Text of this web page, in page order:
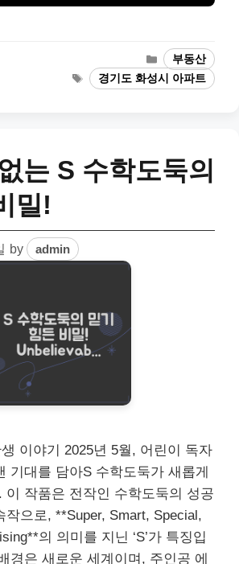
Categories
부동산
Tags경기도 화성시 아파트
는 S 수학도둑의
밀!
by admin
이야기 2025년 5월, 어린이 독자
기대를 담아S 수학도둑가 새롭게
이 작품은 전작인 수학도둑의 성공
작으로, **Super, Smart, Special,
의 의미를 지닌 ‘S’가 특징입
경은 새로운 세계이며, 주인공 에